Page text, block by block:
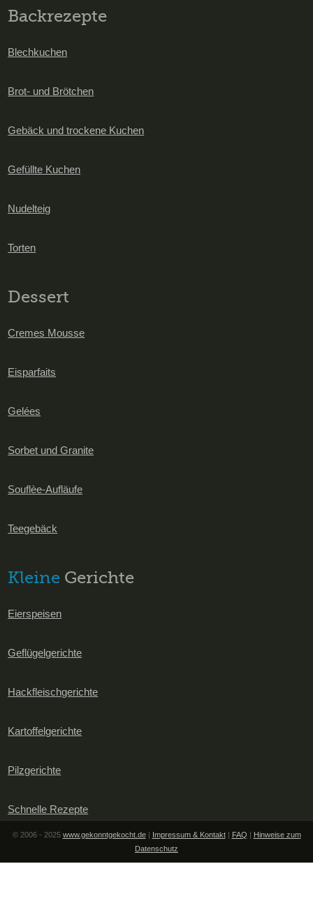
Backrezepte
Blechkuchen
Brot- und Brötchen
Gebäck und trockene Kuchen
Gefüllte Kuchen
Nudelteig
Torten
Dessert
Cremes Mousse
Eisparfaits
Gelées
Sorbet und Granite
Souflèe-Aufläufe
Teegebäck
Kleine Gerichte
Eierspeisen
Geflügelgerichte
Hackfleischgerichte
Kartoffelgerichte
Pilzgerichte
Schnelle Rezepte
© 2006 - 2025 www.gekonntgekocht.de| Impressum & Kontakt| FAQ
Hinweise zum
Datenschutz